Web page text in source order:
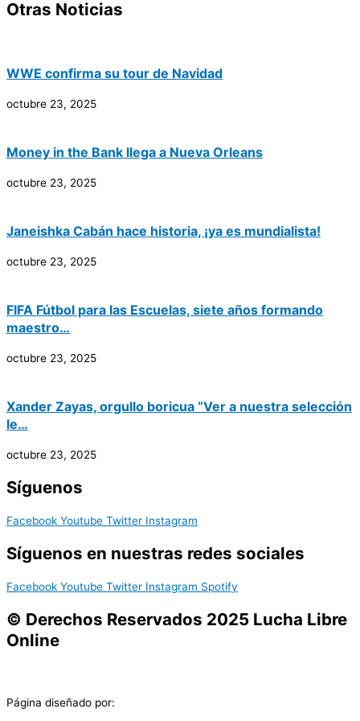
Otras Noticias
WWE confirma su tour de Navidad
octubre 23, 2025
Money in the Bank llega a Nueva Orleans
octubre 23, 2025
Janeishka Cabán hace historia, ¡ya es mundialista!
octubre 23, 2025
FIFA Fútbol para las Escuelas, siete años formando
maestro…
octubre 23, 2025
Xander Zayas, orgullo boricua “Ver a nuestra selección
le…
octubre 23, 2025
Síguenos
Facebook Youtube Twitter Instagram
Síguenos en nuestras redes sociales
Facebook Youtube Twitter Instagram Spotify
© Derechos Reservados 2025 Lucha Libre
Online
Página diseñado por: